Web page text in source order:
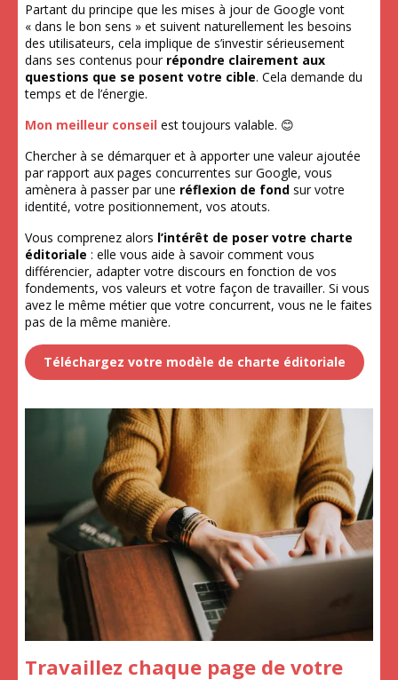
Partant du principe que les mises à jour de Google vont
« dans le bon sens » et suivent naturellement les besoins
des utilisateurs, cela implique de s’investir sérieusement
dans ses contenus pour répondre clairement aux
questions que se posent votre cible. Cela demande du
temps et de l’énergie.
Mon meilleur conseil est toujours valable. 😊
Chercher à se démarquer et à apporter une valeur ajoutée
par rapport aux pages concurrentes sur Google, vous
amènera à passer par une réflexion de fond sur votre
identité, votre positionnement, vos atouts.
Vous comprenez alors l’intérêt de poser votre charte
éditoriale : elle vous aide à savoir comment vous
différencier, adapter votre discours en fonction de vos
fondements, vos valeurs et votre façon de travailler. Si vous
avez le même métier que votre concurrent, vous ne le faites
pas de la même manière.
Téléchargez votre modèle de charte éditoriale
Travaillez chaque page de votre